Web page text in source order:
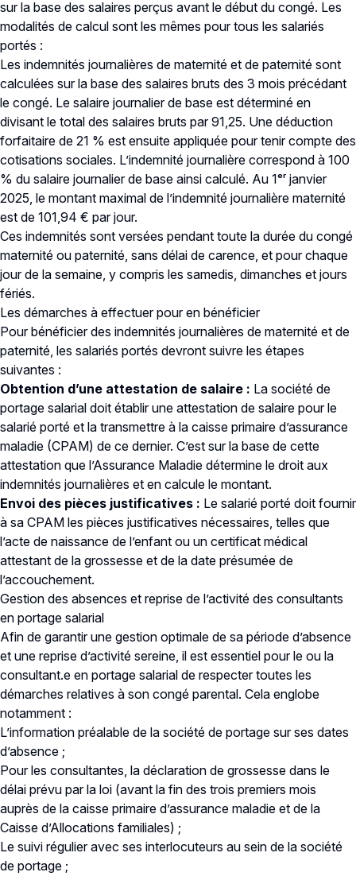
sur la base des salaires perçus avant le début du congé. Les
modalités de calcul sont les mêmes pour tous les salariés
portés :
Les indemnités journalières de maternité et de paternité sont
calculées sur la base des salaires bruts des 3 mois précédant
le congé. Le salaire journalier de base est déterminé en
divisant le total des salaires bruts par 91,25. Une déduction
forfaitaire de 21 % est ensuite appliquée pour tenir compte des
cotisations sociales. L’indemnité journalière correspond à 100
% du salaire journalier de base ainsi calculé. Au 1ᵉʳ janvier
2025, le montant maximal de l’indemnité journalière maternité
est de 101,94 € par jour.
Ces indemnités sont versées pendant toute la durée du congé
maternité ou paternité, sans délai de carence, et pour chaque
jour de la semaine, y compris les samedis, dimanches et jours
fériés.
Les démarches à effectuer pour en bénéficier
Pour bénéficier des indemnités journalières de maternité et de
paternité, les salariés portés devront suivre les étapes
suivantes :
Obtention d’une attestation de salaire : La société de
portage salarial doit établir une attestation de salaire pour le
salarié porté et la transmettre à la caisse primaire d’assurance
maladie (CPAM) de ce dernier. C’est sur la base de cette
attestation que l’Assurance Maladie détermine le droit aux
indemnités journalières et en calcule le montant.
Envoi des pièces justificatives : Le salarié porté doit fournir
à sa CPAM les pièces justificatives nécessaires, telles que
l’acte de naissance de l’enfant ou un certificat médical
attestant de la grossesse et de la date présumée de
l’accouchement.
Gestion des absences et reprise de l’activité des consultants
en portage salarial
Afin de garantir une gestion optimale de sa période d’absence
et une reprise d’activité sereine, il est essentiel pour le ou la
consultant.e en portage salarial de respecter toutes les
démarches relatives à son congé parental. Cela englobe
notamment :
L’information préalable de la société de portage sur ses dates
d’absence ;
Pour les consultantes, la déclaration de grossesse dans le
délai prévu par la loi (avant la fin des trois premiers mois
auprès de la caisse primaire d’assurance maladie et de la
Caisse d’Allocations familiales) ;
Le suivi régulier avec ses interlocuteurs au sein de la société
de portage ;